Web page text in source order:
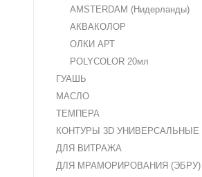
AMSTERDAM (Нидерланды)
АКВАКОЛОР
ОЛКИ АРТ
POLYCOLOR 20мл
ГУАШЬ
МАСЛО
ТЕМПЕРА
КОНТУРЫ 3D УНИВЕРСАЛЬНЫЕ
ДЛЯ ВИТРАЖА
ДЛЯ МРАМОРИРОВАНИЯ (ЭБРУ)